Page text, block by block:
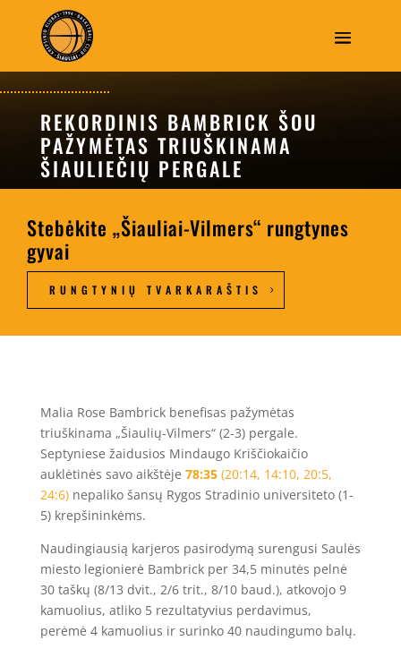
REKORDINIS BAMBRICK ŠOU
PAŽYMĖTAS TRIUŠKINAMA
ŠIAULIEČIŲ PERGALE
Stebėkite „Šiauliai-Vilmers“ rungtynes
gyvai
RUNGTYNIŲ TVARKARAŠTIS
Malia Rose Bambrick benefisas pažymėtas
triuškinama „Šiaulių-Vilmers“ (2-3) pergale.
Septyniese žaidusios Mindaugo Kriščiokaičio
auklėtinės savo aikštėje 78:35(20:14, 14:10, 20:5,
24:6)nepaliko šansų Rygos Stradinio universiteto (1-
5) krepšininkėms.
Naudingiausią karjeros pasirodymą surengusi Saulės
miesto legionierė Bambrick per 34,5 minutės pelnė
30 taškų (8/13 dvit., 2/6 trit., 8/10 baud.), atkovojo 9
kamuolius, atliko 5 rezultatyvius perdavimus,
perėmė 4 kamuolius ir surinko 40 naudingumo balų.